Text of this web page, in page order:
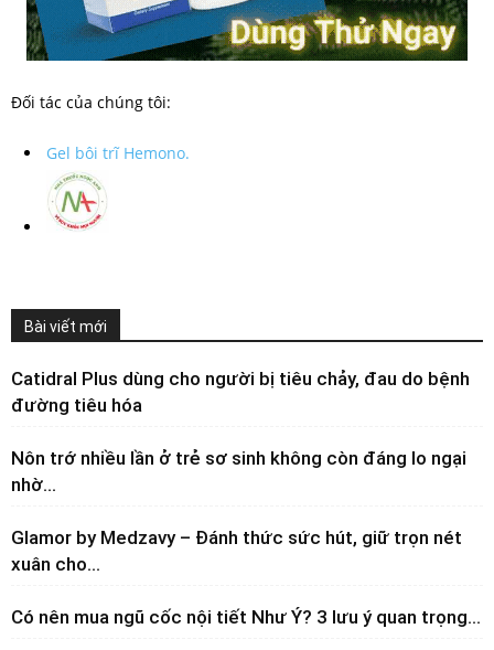
Đối tác của chúng tôi:
Gel bôi trĩ Hemono.
Bài viết mới
Catidral Plus dùng cho người bị tiêu chảy, đau do bệnh
đường tiêu hóa
Nôn trớ nhiều lần ở trẻ sơ sinh không còn đáng lo ngại
nhờ...
Glamor by Medzavy – Đánh thức sức hút, giữ trọn nét
xuân cho...
Có nên mua ngũ cốc nội tiết Như Ý? 3 lưu ý quan trọng...